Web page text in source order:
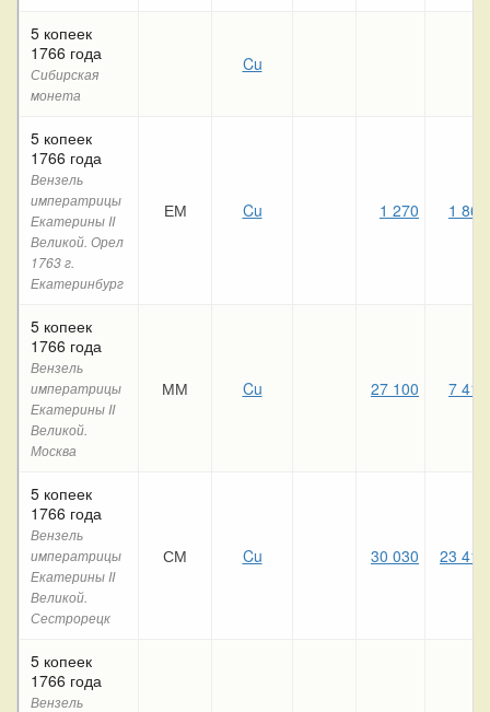
5 копеек
1766 года
Сибирская
монета
Cu
5 копеек
1766 года
Вензель
императрицы
Екатерины II
Великой. Орел
1763 г.
Екатеринбург
ЕМ Cu 1 270 1 860
5 копеек
1766 года
Вензель
императрицы
Екатерины II
Великой.
Москва
ММ Cu 27 100 7 410
5 копеек
1766 года
Вензель
императрицы
Екатерины II
Великой.
Сестрорецк
СМ Cu 30 030 23 410
5 копеек
1766 года
Вензель